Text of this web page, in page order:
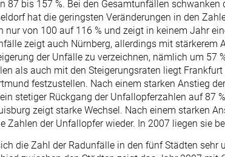
87 bis 157 %. Bei den Gesamtunfällen schwanken
hat die geringsten Veränderungen in den
von 100 auf 116 % und zeigt in keinem Jahr
zeigt auch Nürnberg, allerdings mit stärkerem
der Unfälle zu verzeichnen, nämlich um 57
als auch mit den Steigerungsraten liegt Frankfurt
festzustellen. Nach einem starken Anstieg
stetiger Rückgang der Unfallopferzahlen auf 87
zeigt starke Wechsel. Nach einem starken
der Unfallopfer wieder. In 2007 liegen sie
die Zahl der Radunfälle in den fünf Städten sehr